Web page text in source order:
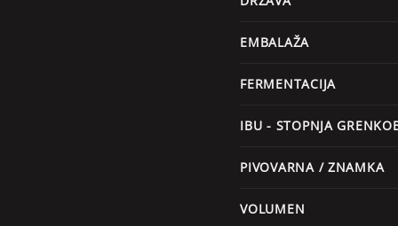
EMBALAŽA
FERMENTACIJA
IBU - STOPNJA
PIVOVARNA / ZNAMKA
VOLUMEN